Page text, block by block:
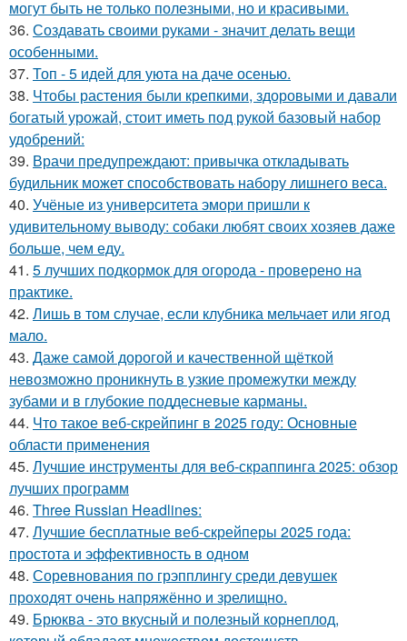
могут быть не только полезными, но и красивыми.
36. Создавать своими руками - значит делать вещи
особенными.
37. Топ - 5 идей для уюта на даче осенью.
38. Чтобы растения были крепкими, здоровыми и давали
богатый урожай, стоит иметь под рукой базовый набор
удобрений:
39. Врачи предупреждают: привычка откладывать
будильник может способствовать набору лишнего веса.
40. Учёные из университета эмори пришли к
удивительному выводу: собаки любят своих хозяев даже
больше, чем еду.
41. 5 лучших подкормок для огорода - проверено на
практике.
42. Лишь в том случае, если клубника мельчает или ягод
мало.
43. Даже самой дорогой и качественной щёткой
невозможно проникнуть в узкие промежутки между
зубами и в глубокие поддесневые карманы.
44. Что такое веб-скрейпинг в 2025 году: Основные
области применения
45. Лучшие инструменты для веб-скраппинга 2025: обзор
лучших программ
46. Three Russian Headlines:
47. Лучшие бесплатные веб-скрейперы 2025 года:
простота и эффективность в одном
48. Соревнования по грэпплингу среди девушек
проходят очень напряжённо и зрелищно.
49. Брюква - это вкусный и полезный корнеплод,